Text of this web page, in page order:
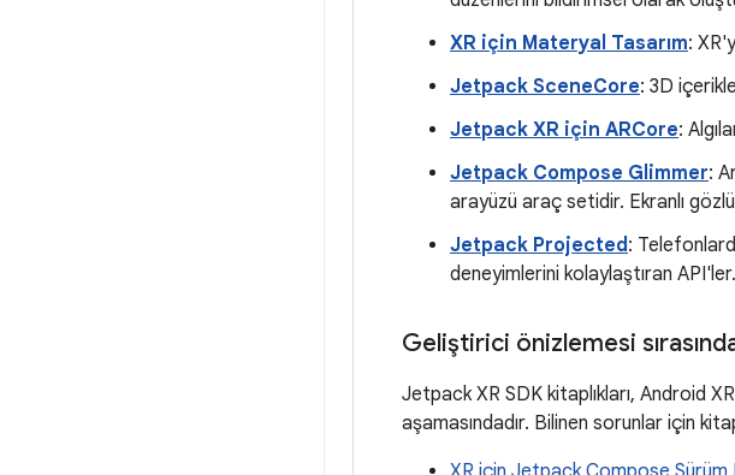
XR için Materyal Tasarım:
Jetpack SceneCore: 3D
Jetpack XR için ARCore:
Jetpack Compose Glimmer:
arayüzü araç setidir. Ekranlı
Jetpack Projected :
deneyimlerini kolaylaştıran API'ler.
Geliştirici önizlemesi
Jetpack XR SDK kitaplıkları, Android
aşamasındadır. Bilinen sorunlar için